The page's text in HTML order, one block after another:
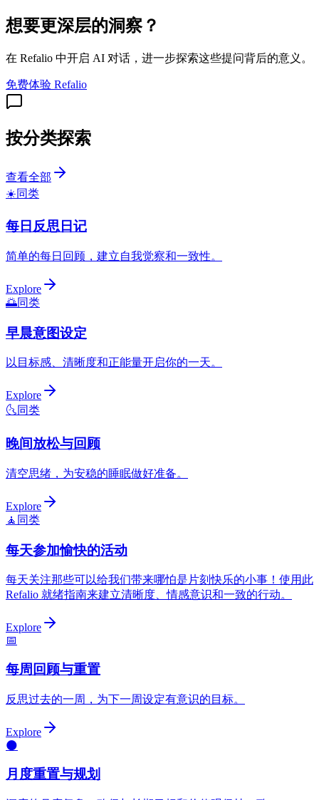
想要更深层的洞察？
在 Refalio 中开启 AI 对话，进一步探索这些提问背后的意义。
免费体验 Refalio
按分类探索
查看全部
☀️同类
每日反思日记
简单的每日回顾，建立自我觉察和一致性。
Explore
🌅同类
早晨意图设定
以目标感、清晰度和正能量开启你的一天。
Explore
🌜同类
晚间放松与回顾
清空思绪，为安稳的睡眠做好准备。
Explore
🧘 同类
每天参加愉快的活动
每天关注那些可以给我们带来哪怕是片刻快乐的小事！使用此
Refalio 就绪指南来建立清晰度、情感意识和一致的行动。
Explore
📅
每周回顾与重置
反思过去的一周，为下一周设定有意识的目标。
Explore
🌑
月度重置与规划